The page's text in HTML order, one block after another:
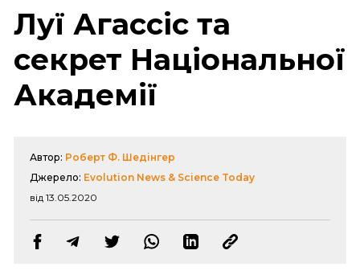
Луї Агассіс та
секрет Національної
Академії
Автор: Роберт Ф. Шедінгер
Джерело: Evolution News & Science Today
від 13.05.2020